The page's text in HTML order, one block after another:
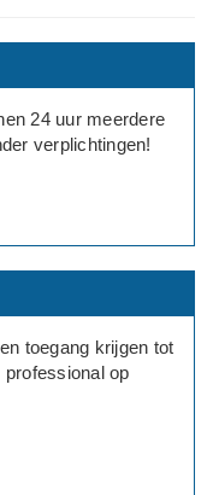
Joost
24 uur meerdere
verplichtingen!
toegang krijgen tot
professional op